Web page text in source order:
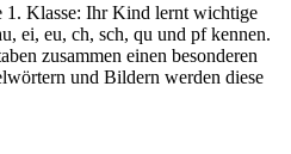
1. Klasse: Ihr Kind lernt wichtige
ei, eu, ch, sch, qu und pf kennen.
zusammen einen besonderen
und Bildern werden diese